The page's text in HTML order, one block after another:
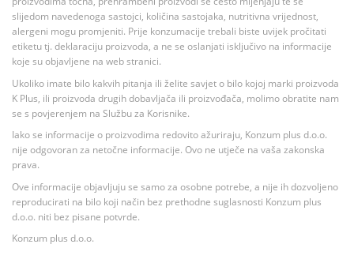
slijedom navedenoga sastojci, količina sastojaka, nutritivna vrijednost,
alergeni mogu promjeniti. Prije konzumacije trebali biste uvijek pročitati
etiketu tj. deklaraciju proizvoda, a ne se oslanjati isključivo na informacije
koje su objavljene na web stranici.
Ukoliko imate bilo kakvih pitanja ili želite savjet o bilo kojoj marki proizvoda
K Plus, ili proizvoda drugih dobavljača ili proizvođača, molimo obratite nam
se s povjerenjem na Službu za Korisnike.
Iako se informacije o proizvodima redovito ažuriraju, Konzum plus d.o.o.
nije odgovoran za netočne informacije. Ovo ne utječe na vaša zakonska
prava.
Ove informacije objavljuju se samo za osobne potrebe, a nije ih dozvoljeno
reproducirati na bilo koji način bez prethodne suglasnosti Konzum plus
d.o.o. niti bez pisane potvrde.
Konzum plus d.o.o.